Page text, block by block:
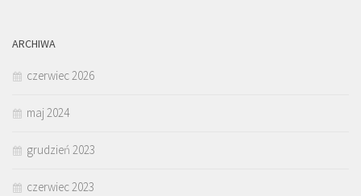
ARCHIWA
czerwiec 2026
maj 2024
grudzień 2023
czerwiec 2023